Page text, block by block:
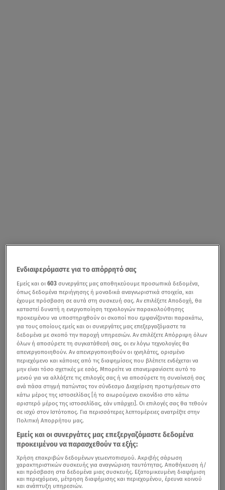
Ενδιαφερόμαστε για το απόρρητό σας
Εμείς και οι603 συνεργάτες μας αποθηκεύουμε προσωπικά δεδομένα,
όπως δεδομένα περιήγησης ή μοναδικά αναγνωριστικά στοιχεία, και
έχουμε πρόσβαση σε αυτά στη συσκευή σας. Αν επιλέξετε Αποδοχή, θα
καταστεί δυνατή η ενεργοποίηση τεχνολογιών παρακολούθησης
προκειμένου να υποστηριχθούν οι σκοποί που εμφανίζονται παρακάτω,
για τους οποίους εμείς και οι συνεργάτες μας επεξεργαζόμαστε τα
δεδομένα με σκοπό την παροχή υπηρεσιών. Αν επιλέξετε Απόρριψη όλων
όλων ή αποσύρετε τη συγκατάθεσή σας, οι εν λόγω τεχνολογίες θα
απενεργοποιηθούν. Αν απενεργοποιηθούν οι ιχνηλάτες, ορισμένο
περιεχόμενο και κάποιες από τις διαφημίσεις που βλέπετε ενδέχεται να
μην είναι τόσο σχετικές με εσάς. Μπορείτε να επανεμφανίσετε αυτό το
μενού για να αλλάξετε τις επιλογές σας ή να αποσύρετε τη συναίνεσή σας
ανά πάσα στιγμή πατώντας τον σύνδεσμο Διαχείριση προτιμήσεων στο
κάτω μέρος της ιστοσελίδας [ή το αιωρούμενο εικονίδιο στο κάτω
αριστερό μέρος της ιστοσελίδας, εάν υπάρχει]. Οι επιλογές σας θα τεθούν
σε ισχύ στον Ιστότοπος. Για περισσότερες λεπτομέρειες ανατρέξτε στην
Πολιτική Απορρήτου μας.
Εμείς και οι συνεργάτες μας επεξεργαζόμαστε δεδομένα
προκειμένου να παρασχεθούν τα εξής:
Χρήση επακριβών δεδομένων γεωεντοπισμού. Ακριβής σάρωση
χαρακτηριστικών συσκευής για αναγνώριση ταυτότητας. Αποθήκευση ή/
και πρόσβαση στα δεδομένα μιας συσκευής. Εξατομικευμένη διαφήμιση
και περιεχόμενο, μέτρηση διαφήμισης και περιεχομένου, έρευνα κοινού
και ανάπτυξη υπηρεσιών.